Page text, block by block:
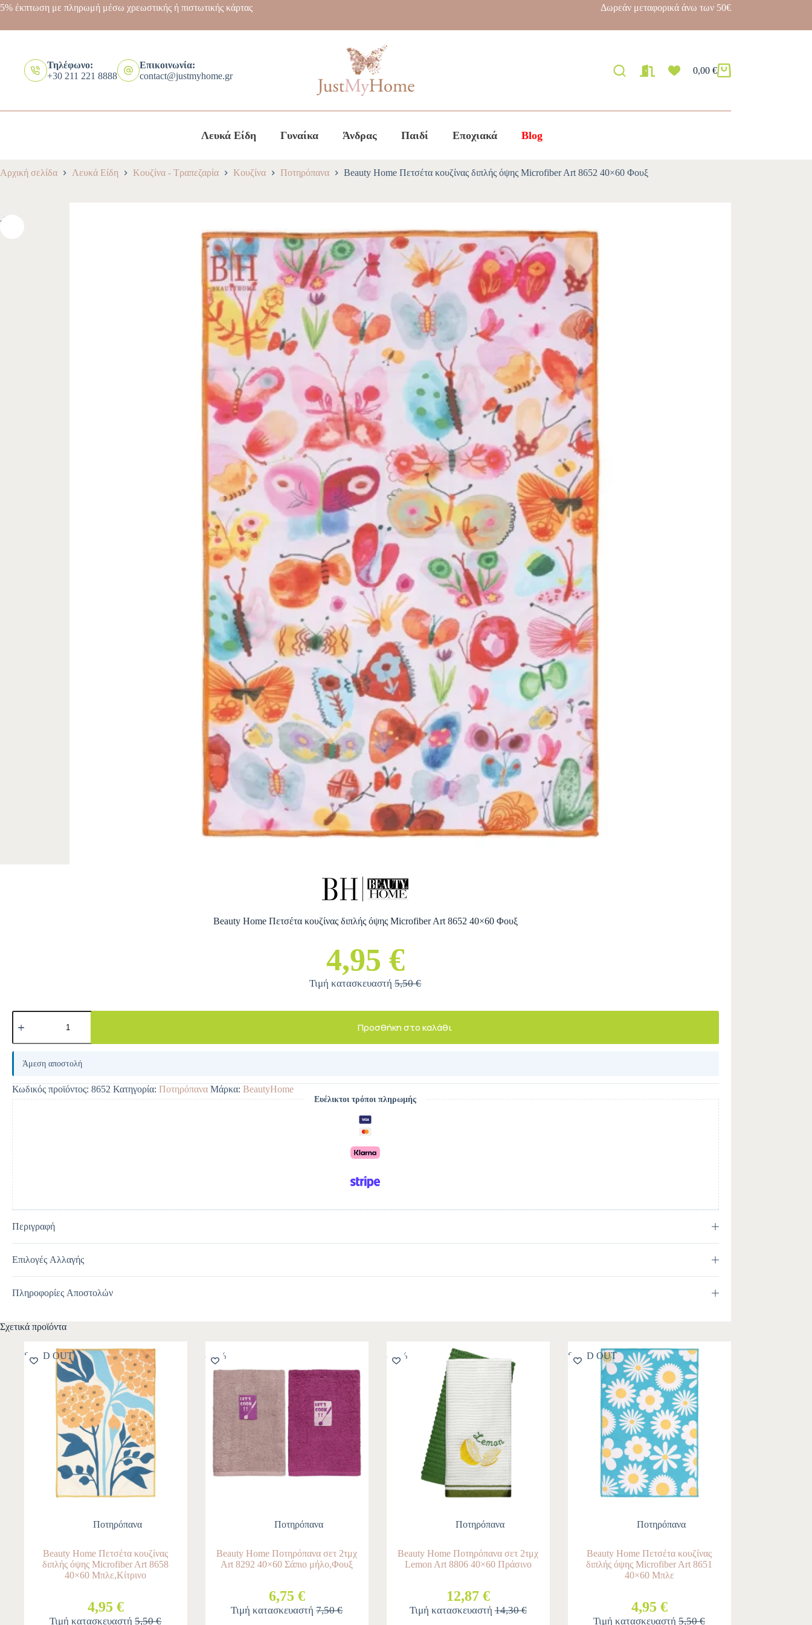
5% έκπτωση με πληρωμή μέσω χρεωστικής ή πιστωτικής κάρτας Δωρεάν μεταφορικά άνω των 50€
Τηλέφωνο:
+30 211 221 8888
Επικοινωνία:
contact@justmyhome.gr
0,00 €
Λευκά Είδη Γυναίκα Άνδρας Παιδί Εποχιακά Blog
Αρχική σελίδα Λευκά Είδη Κουζίνα - Τραπεζαρία Κουζίνα Ποτηρόπανα Beauty Home Πετσέτα κουζίνας διπλής όψης Microfiber Art 8652 40×60 Φουξ
-10%
Beauty Home Πετσέτα κουζίνας διπλής όψης Microfiber Art 8652 40×60 Φουξ
4,95 €
Τιμή κατασκευαστή5,50 €
Προσθήκη στο καλάθι
A
e
r
n
a
t
i
v
e
:
Άμεση αποστολή
Κωδικός προϊόντος: 8652 Κατηγορία: Ποτηρόπανα Μάρκα: BeautyHome
Ευέλικτοι τρόποι πληρωμής
Περιγραφή
Επιλογές Αλλαγής
Πληροφορίες Αποστολών
Σχετικά προϊόντα
SOLD OUT
Ποτηρόπανα
Beauty Home Πετσέτα κουζίνας
διπλής όψης Microfiber Art 8658
40×60 Μπλε,Κίτρινο
4,95 €
Τιμή κατασκευαστή5,50 €
-10%
Ποτηρόπανα
Beauty Home Ποτηρόπανα σετ 2τμχ
Art 8292 40×60 Σάπιο μήλο,Φουξ
6,75 €
Τιμή κατασκευαστή7,50 €
-10%
Ποτηρόπανα
Beauty Home Ποτηρόπανα σετ 2τμχ
Lemon Art 8806 40×60 Πράσινο
12,87 €
Τιμή κατασκευαστή14,30 €
SOLD OUT
Ποτηρόπανα
Beauty Home Πετσέτα κουζίνας
διπλής όψης Microfiber Art 8651
40×60 Μπλε
4,95 €
Τιμή κατασκευαστή5,50 €